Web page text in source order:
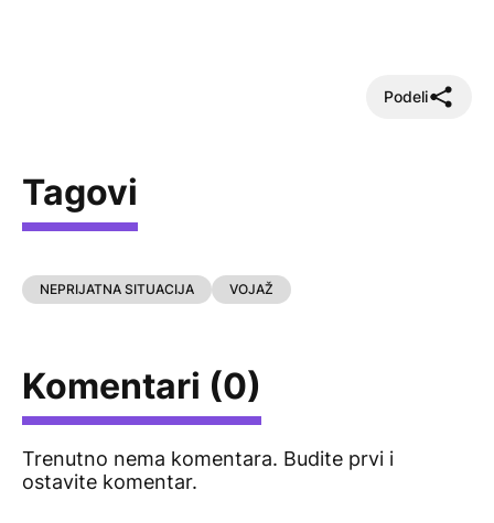
Podeli
Tagovi
NEPRIJATNA SITUACIJA VOJAŽ
Komentari (0)
Trenutno nema komentara. Budite prvi i
ostavite komentar.